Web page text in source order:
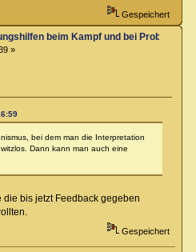
Gespeichert
beim Kampf und bei Proben
»
bei dem man die Interpretation
Dann kann man auch eine
die bis jetzt Feedback gegeben
Gespeichert